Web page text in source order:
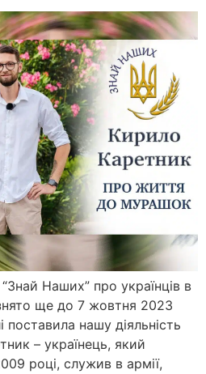
Наших” про українців в
знято ще до 7 жовтня 2023
поставила нашу діяльність
– українець, який
році, служив в армії,